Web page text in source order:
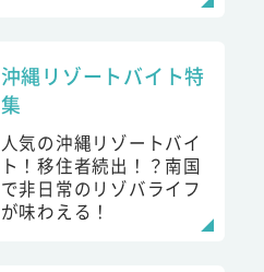
沖縄リゾートバイト特
集
人気の沖縄リゾートバイ
ト！移住者続出！？南国
で非日常のリゾバライフ
が味わえる！